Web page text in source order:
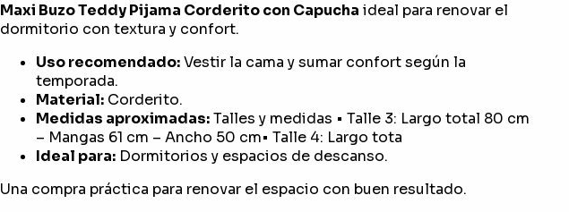
Maxi Buzo Teddy Pijama Corderito con Capucha ideal para renovar el
dormitorio con textura y confort.
Uso recomendado:Vestir la cama y sumar confort según la
temporada.
Material:Corderito.
Medidas aproximadas:Talles y medidas • Talle 3: Largo total 80 cm
– Mangas 61 cm – Ancho 50 cm• Talle 4: Largo tota
Ideal para:Dormitorios y espacios de descanso.
Una compra práctica para renovar el espacio con buen resultado.